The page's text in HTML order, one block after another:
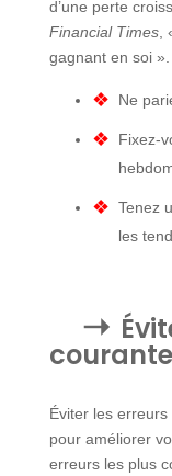
d’une perte
Financial Times,
gagnant en soi ».
Ne
Fixez-
Tenez
les
Éviter les
pour améliorer
erreurs les plus